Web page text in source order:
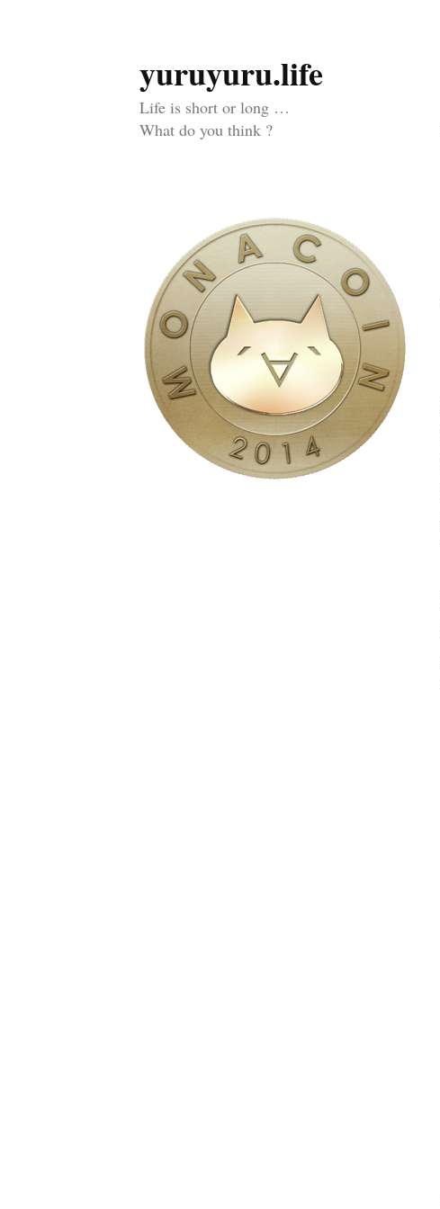
コ
ン
テ
ッ
プ
yuruyuru.life
Life is short or long …
What do you think ?